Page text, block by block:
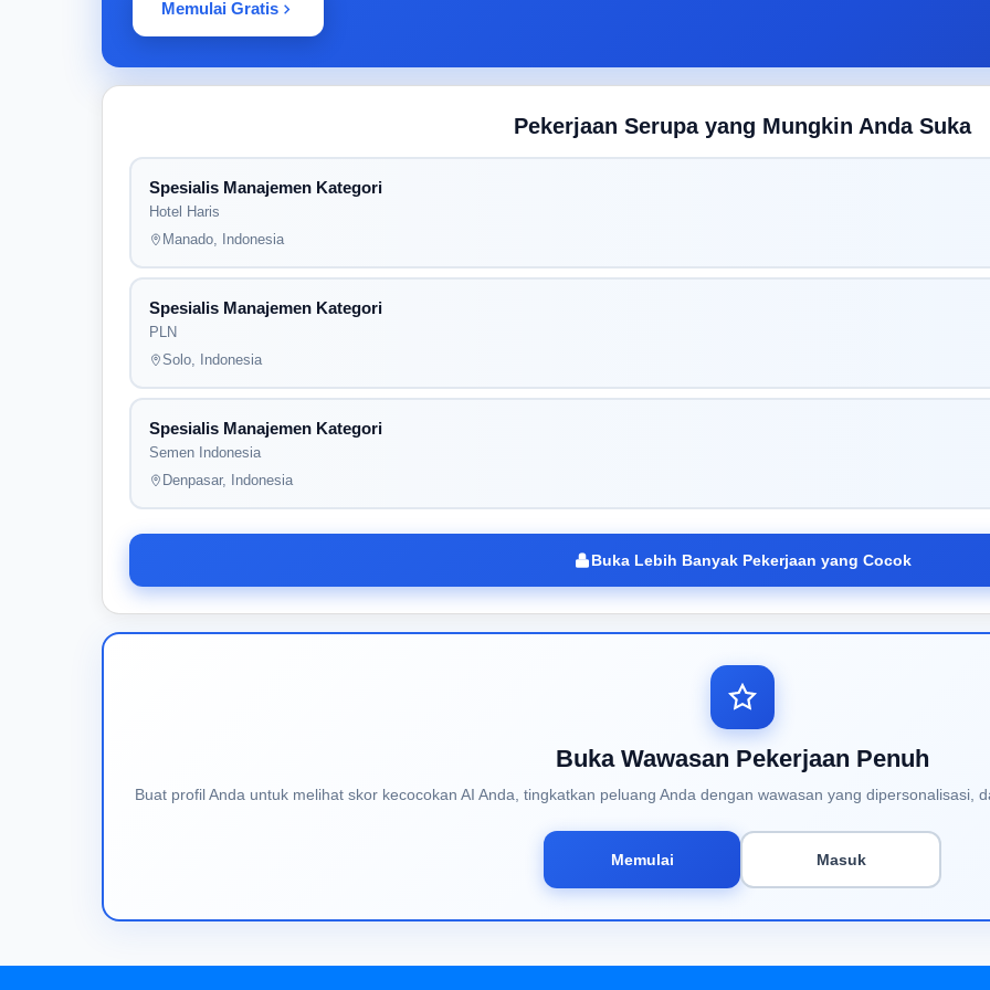
Memulai Gratis
Pekerjaan Serupa yang Mungkin Anda Suka
Spesialis Manajemen Kategori
Hotel Haris
Manado, Indonesia
Spesialis Manajemen Kategori
PLN
Solo, Indonesia
Spesialis Manajemen Kategori
Semen Indonesia
Denpasar, Indonesia
Buka Lebih Banyak Pekerjaan yang Cocok
Buka Wawasan Pekerjaan Penuh
Buat profil Anda untuk melihat skor kecocokan AI Anda, tingkatkan peluang Anda dengan wawasan yang dipersonalisasi,
Memulai Masuk